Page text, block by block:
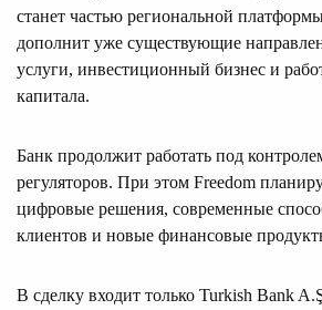
станет частью региональной
дополнит уже существующие
услуги, инвестиционный бизнес и
капитала.
Банк продолжит работать под
регуляторов. При этом Freedom
цифровые решения, современные
клиентов и новые финансовые
В сделку входит только Turkish Bank